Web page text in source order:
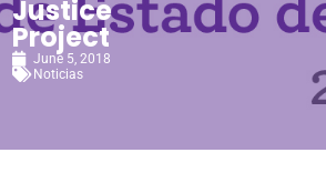
Justice
Project
June 5, 2018
Noticias